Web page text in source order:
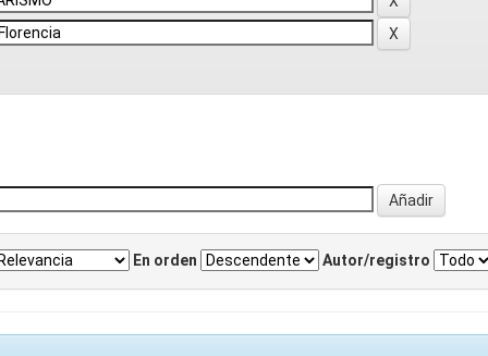
En orden Autor/registro